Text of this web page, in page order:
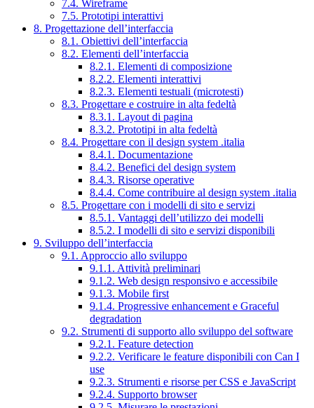
7.4. Wireframe
7.5. Prototipi interattivi
8. Progettazione dell’interfaccia
8.1. Obiettivi dell’interfaccia
8.2. Elementi dell’interfaccia
8.2.1. Elementi di composizione
8.2.2. Elementi interattivi
8.2.3. Elementi testuali (microtesti)
8.3. Progettare e costruire in alta fedeltà
8.3.1. Layout di pagina
8.3.2. Prototipi in alta fedeltà
8.4. Progettare con il design system .italia
8.4.1. Documentazione
8.4.2. Benefici del design system
8.4.3. Risorse operative
8.4.4. Come contribuire al design system .italia
8.5. Progettare con i modelli di sito e servizi
8.5.1. Vantaggi dell’utilizzo dei modelli
8.5.2. I modelli di sito e servizi disponibili
9. Sviluppo dell’interfaccia
9.1. Approccio allo sviluppo
9.1.1. Attività preliminari
9.1.2. Web design responsivo e accessibile
9.1.3. Mobile first
9.1.4. Progressive enhancement e Graceful
degradation
9.2. Strumenti di supporto allo sviluppo del software
9.2.1. Feature detection
9.2.2. Verificare le feature disponibili con Can I
use
9.2.3. Strumenti e risorse per CSS e JavaScript
9.2.4. Supporto browser